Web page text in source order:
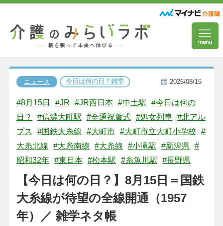
ニュース 今日は何の日？雑学 2025/08/15
#8月15日 #JR #JR西日本 #中土駅
#今日は何の
日？
#信濃大町駅 #全通祝賀式 #処女列車 #北アル
プス
#国鉄大糸線 #大町市 #大町市立大町小学校
#
大糸北線
#大糸南線 #大糸線 #小滝駅 #新潟県
#
昭和32年 #東日本 #松本駅 #糸魚川駅 #長野県
【今日は何の日？】8月15日＝国鉄
大糸線が待望の全線開通（1957
年）／ 雑学ネタ帳